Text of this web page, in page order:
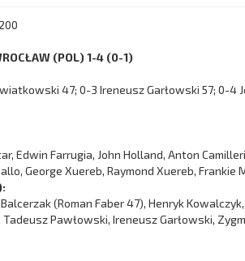
(POL) 1-4 (0-1)
47; 0-3 Ireneusz Garłowski 57; 0-4
Edwin Farrugia, John Holland, Anton
George Xuereb, Raymond Xuereb, Frankie
(Roman Faber 47), Henryk
Pawłowski, Ireneusz Garłowski,